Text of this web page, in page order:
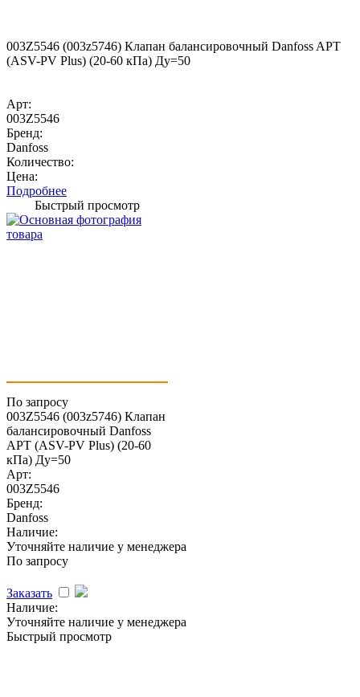
003Z5546 (003z5746) Клапан балансировочный Danfoss APT
(ASV-PV Plus) (20-60 кПа) Ду=50
Арт:
003Z5546
Бренд:
Danfoss
Количество:
Цена:
Подробнее
Быстрый просмотр
По запросу
003Z5546 (003z5746) Клапан
балансировочный Danfoss
APT (ASV-PV Plus) (20-60
кПа) Ду=50
Арт:
003Z5546
Бренд:
Danfoss
Наличие:
Уточняйте наличие у менеджера
По запросу
Заказать
Наличие:
Уточняйте наличие у менеджера
Быстрый просмотр